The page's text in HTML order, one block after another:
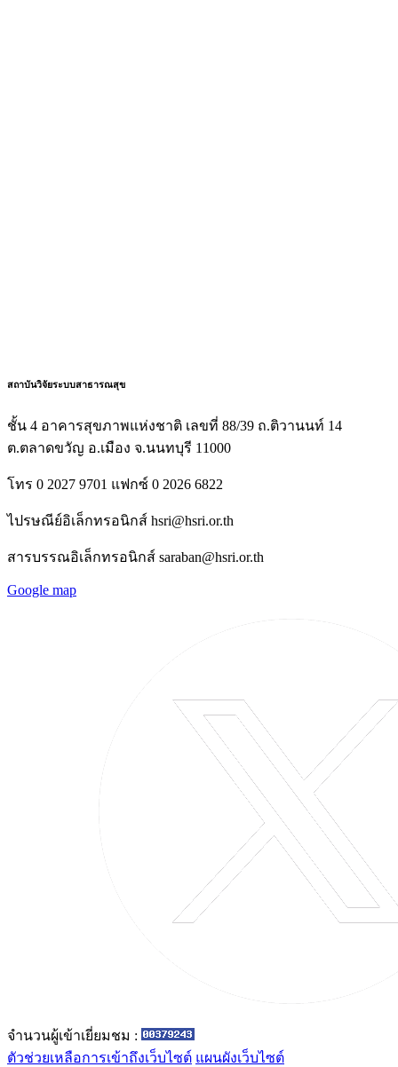
สถาบันวิจัยระบบสาธารณสุข
ชั้น 4 อาคารสุขภาพแห่งชาติ เลขที่ 88/39 ถ.ติวานนท์ 14
ต.ตลาดขวัญ อ.เมือง จ.นนทบุรี 11000
โทร 0 2027 9701 แฟกซ์ 0 2026 6822
ไปรษณีย์อิเล็กทรอนิกส์ hsri@hsri.or.th
สารบรรณอิเล็กทรอนิกส์ saraban@hsri.or.th
Google map
จำนวนผู้เข้าเยี่ยมชม :
ตัวช่วยเหลือการเข้าถึงเว็บไซต์ แผนผังเว็บไซต์